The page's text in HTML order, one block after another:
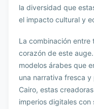
la diversidad que
el impacto cultural y
La combinación
corazón de este
modelos árabes que
una narrativa fresca y
Cairo, estas
imperios digitales